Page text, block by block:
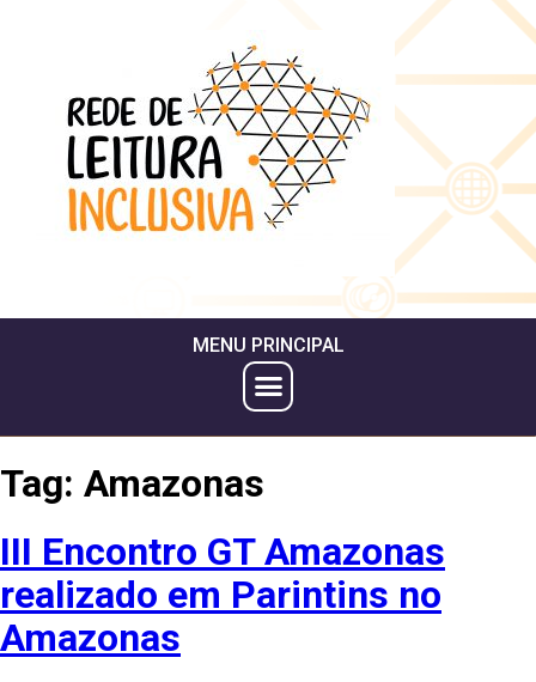
MENU PRINCIPAL
Tag: Amazonas
III Encontro GT Amazonas
realizado em Parintins no
Amazonas